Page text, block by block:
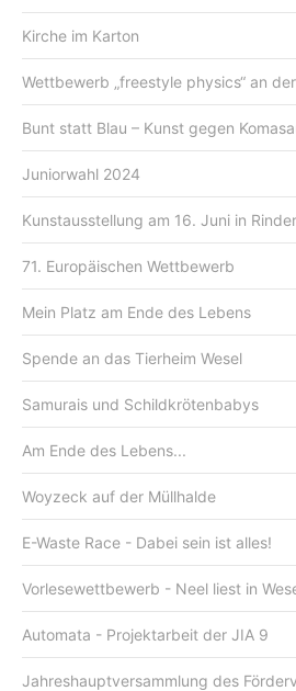
Kirche im Karton
Wettbewerb „freestyle physics“ an
Bunt statt Blau – Kunst gegen
Juniorwahl 2024
Kunstausstellung am 16. Juni in
71. Europäischen Wettbewerb
Mein Platz am Ende des Lebens
Spende an das Tierheim Wesel
Samurais und Schildkrötenbabys
Am Ende des Lebens...
Woyzeck auf der Müllhalde
E-Waste Race - Dabei sein ist alles!
Vorlesewettbewerb - Neel liest in
Automata - Projektarbeit der JIA 9
Jahreshauptversammlung des